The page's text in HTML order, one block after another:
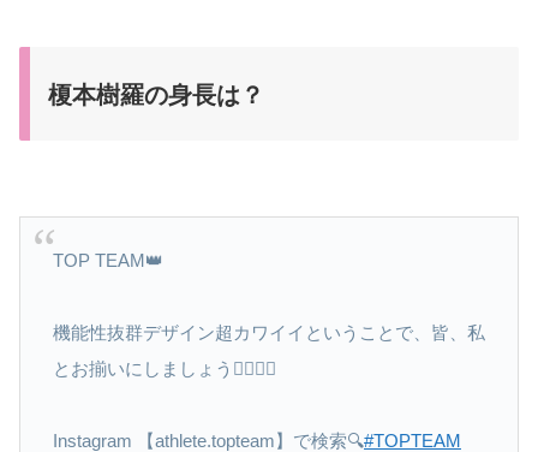
榎本樹羅の身長は？
TOP TEAM👑
機能性抜群デザイン超カワイイということで、皆、私
とお揃いにしましょう✊🏻✊🏻
Instagram 【athlete.topteam】で検索🔍#TOPTEAM